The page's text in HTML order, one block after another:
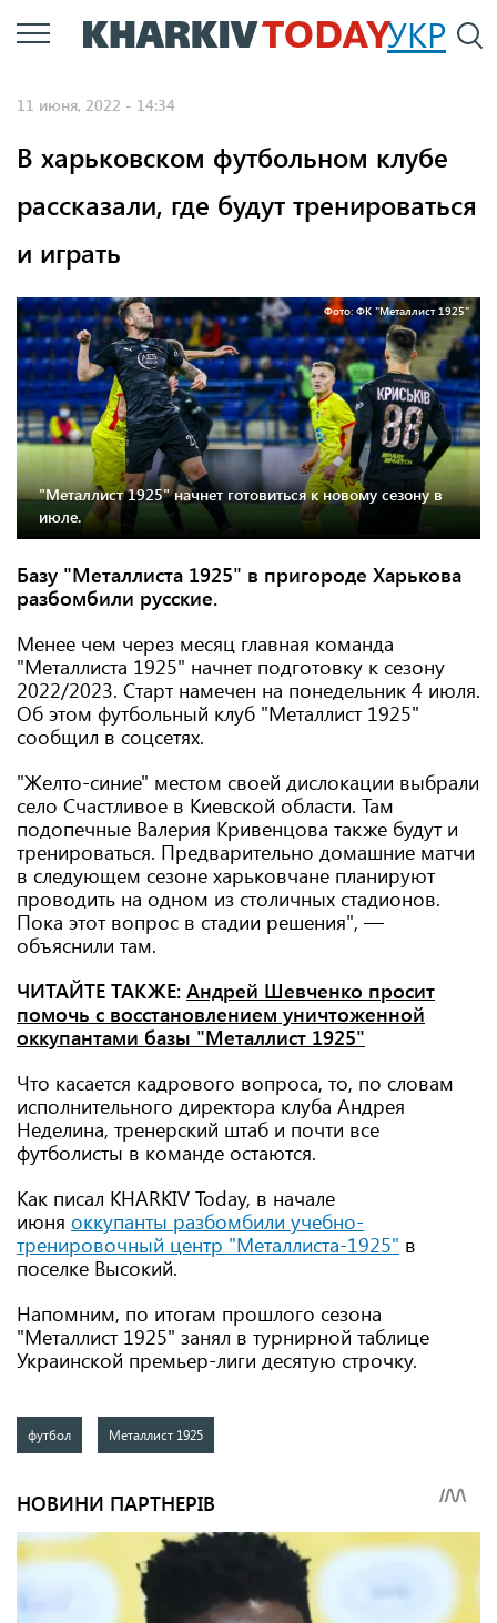
Перейти
к
УКР
11 июня, 2022 - 14:34
В харьковском футбольном клубе
рассказали, где будут тренироваться
и играть
Фото: ФК "Металлист 1925"
"Металлист 1925" начнет готовиться к новому сезону в
июле.
Базу "Металлиста 1925" в пригороде Харькова
разбомбили русские.
Менее чем через месяц главная команда
"Металлиста 1925" начнет подготовку к сезону
2022/2023. Старт намечен на понедельник 4 июля.
Об этом футбольный клуб "Металлист 1925"
сообщил в соцсетях.
"Желто-синие" местом своей дислокации выбрали
село Счастливое в Киевской области. Там
подопечные Валерия Кривенцова также будут и
тренироваться. Предварительно домашние матчи
в следующем сезоне харьковчане планируют
проводить на одном из столичных стадионов.
Пока этот вопрос в стадии решения", —
объяснили там.
ЧИТАЙТЕ ТАКЖЕ: Андрей Шевченко просит
помочь с восстановлением уничтоженной
оккупантами базы "Металлист 1925"
Что касается кадрового вопроса, то, по словам
исполнительного директора клуба Андрея
Неделина, тренерский штаб и почти все
футболисты в команде остаются.
Как писал KHARKIV Today, в начале
июня оккупанты разбомбили учебно-
тренировочный центр "Металлиста-1925" в
поселке Высокий.
Напомним, по итогам прошлого сезона
"Металлист 1925" занял в турнирной таблице
Украинской премьер-лиги десятую строчку.
футбол Металлист 1925